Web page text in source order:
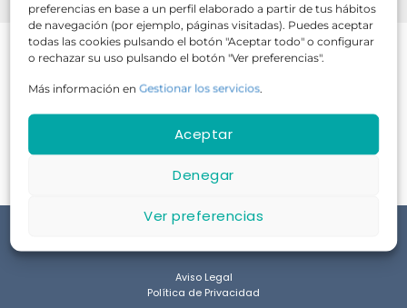
preferencias en base a un perfil elaborado a partir de tus hábitos
de navegación (por ejemplo, páginas visitadas). Puedes aceptar
todas las cookies pulsando el botón "Aceptar todo" o configurar
o rechazar su uso pulsando el botón "Ver preferencias".
Más información enGestionar los servicios.
Aceptar
Denegar
Ver preferencias
Aviso Legal
Política de Privacidad